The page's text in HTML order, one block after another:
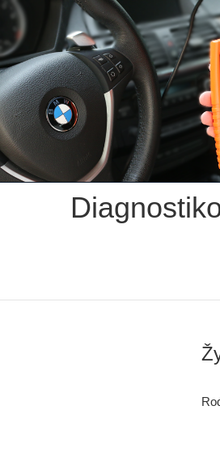
Skip
content